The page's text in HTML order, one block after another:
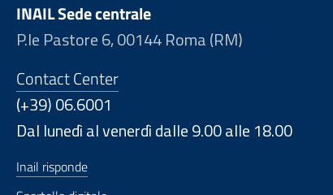
INAIL Sede centrale
P.le Pastore 6, 00144 Roma (RM)
Contact Center
(+39) 06.6001
Dal lunedì al venerdì dalle 9.00 alle 18.00
Inail risponde